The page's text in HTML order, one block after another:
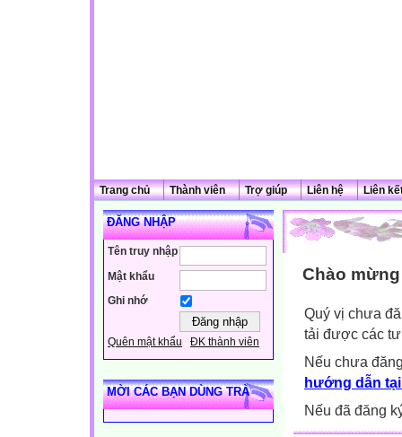
Trang chủ Thành viên Trợ giúp Liên hệ Liên
ĐĂNG NHẬP
Tên truy nhập
Mật khẩu
Ghi nhớ
Quên mật khẩu ĐK thành viên
MỜI CÁC BẠN DÙNG TRÀ
Chào
Quý vị chưa
tải được các
Nếu chưa
hướng dẫn
Nếu đã đăng